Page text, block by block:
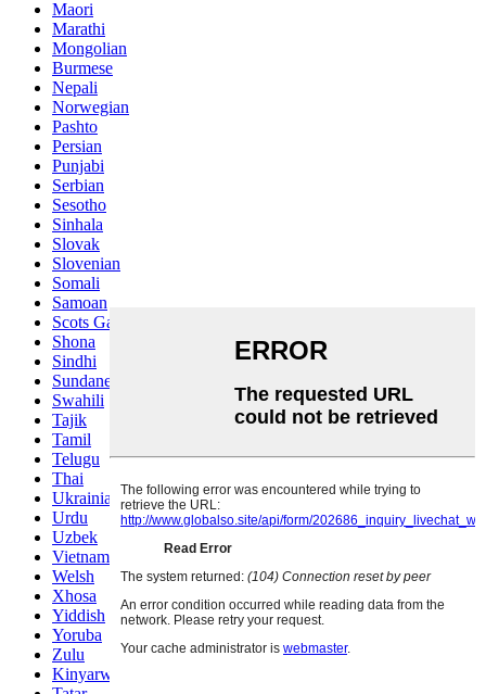
Maori
Marathi
Mongolian
Burmese
Nepali
Norwegian
Pashto
Persian
Punjabi
Serbian
Sesotho
Sinhala
Slovak
Slovenian
Somali
Samoan
Scots Gaelic
Shona
Sindhi
Sundanese
Swahili
Tajik
Tamil
Telugu
Thai
Ukrainian
Urdu
Uzbek
Vietnamese
Welsh
Xhosa
Yiddish
Yoruba
Zulu
Kinyarwanda